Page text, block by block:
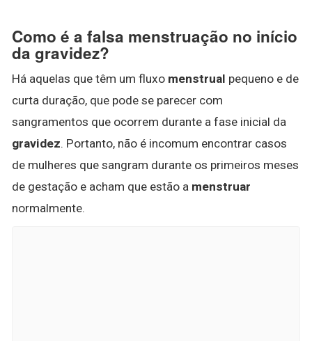
Como é a falsa menstruação no início
da gravidez?
Há aquelas que têm um fluxo menstrual pequeno e de
curta duração, que pode se parecer com
sangramentos que ocorrem durante a fase inicial da
gravidez. Portanto, não é incomum encontrar casos
de mulheres que sangram durante os primeiros meses
de gestação e acham que estão a menstruar
normalmente.